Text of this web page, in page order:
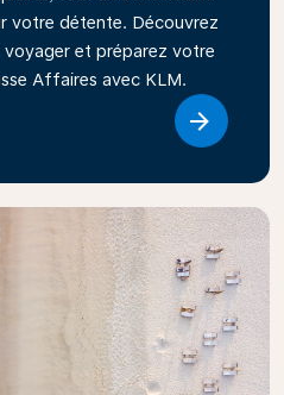
votre détente. Découvrez
et préparez votre
Affaires avec KLM.